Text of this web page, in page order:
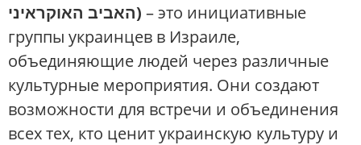
האביב האוקראיני) – это инициативные
группы украинцев в Израиле,
объединяющие людей через различные
культурные мероприятия. Они создают
возможности для встречи и объединения
всех тех, кто ценит украинскую культуру и